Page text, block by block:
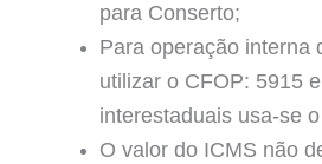
para Conserto;
Para operação interna
utilizar o CFOP: 5915
interestaduais usa-se
O valor do ICMS não